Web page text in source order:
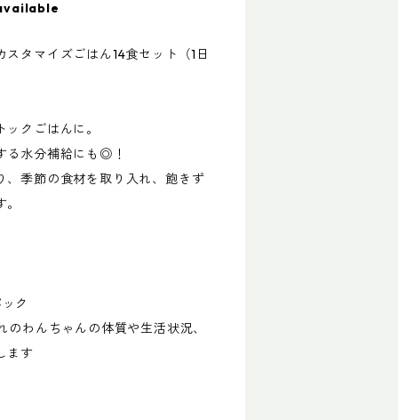
タマイズごはん14食セット（1日
クごはんに。
る水分補給にも◎！
、季節の食材を取り入れ、飽きず
ク
わんちゃんの体質や生活状況、
ます